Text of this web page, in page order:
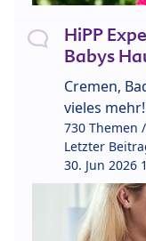
HiPP
Babys
Cremen,
vieles mehr!
730 Themen
Letzter
30. Jun 2026